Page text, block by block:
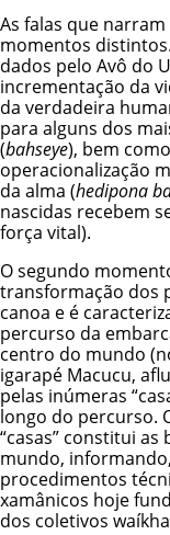
As falas que
momentos
dados pelo Avô do
incrementação da
da verdadeira
para alguns dos
(bahseye), bem
operacionalização
da alma (hedipona
nascidas recebem
força vital).
O segundo
transformação dos
canoa e é
percurso da
centro do mundo
igarapé Macucu,
pelas inúmeras
longo do percurso.
“casas” constitui
mundo,
procedimentos
xamânicos hoje
dos coletivos